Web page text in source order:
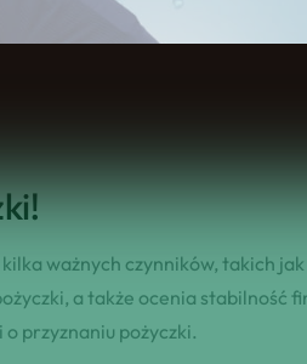
kredytowej, a nie na
ważnych czynników, takich
a także ocenia stabilność
przyznaniu pożyczki.